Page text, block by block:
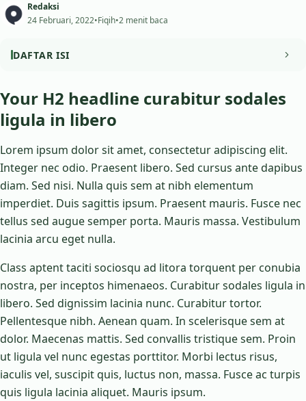
Redaksi
24 Februari, 2022•Fiqih•2 menit baca
DAFTAR ISI
Your H2 headline curabitur sodales ligula in libero
Your H3 headline curabitur sodales ligula in libero
Your H2 headline curabitur sodales
ligula in libero
Lorem ipsum dolor sit amet, consectetur adipiscing elit.
Integer nec odio. Praesent libero. Sed cursus ante dapibus
diam. Sed nisi. Nulla quis sem at nibh elementum
imperdiet. Duis sagittis ipsum. Praesent mauris. Fusce nec
tellus sed augue semper porta. Mauris massa. Vestibulum
lacinia arcu eget nulla.
Class aptent taciti sociosqu ad litora torquent per conubia
nostra, per inceptos himenaeos. Curabitur sodales ligula in
libero. Sed dignissim lacinia nunc. Curabitur tortor.
Pellentesque nibh. Aenean quam. In scelerisque sem at
dolor. Maecenas mattis. Sed convallis tristique sem. Proin
ut ligula vel nunc egestas porttitor. Morbi lectus risus,
iaculis vel, suscipit quis, luctus non, massa. Fusce ac turpis
quis ligula lacinia aliquet. Mauris ipsum.